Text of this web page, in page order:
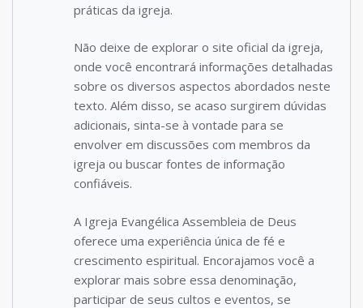
práticas da igreja.
Não deixe de explorar o site oficial da igreja,
onde você encontrará informações detalhadas
sobre os diversos aspectos abordados neste
texto. Além disso, se acaso surgirem dúvidas
adicionais, sinta-se à vontade para se
envolver em discussões com membros da
igreja ou buscar fontes de informação
confiáveis.
A Igreja Evangélica Assembleia de Deus
oferece uma experiência única de fé e
crescimento espiritual. Encorajamos você a
explorar mais sobre essa denominação,
participar de seus cultos e eventos, se